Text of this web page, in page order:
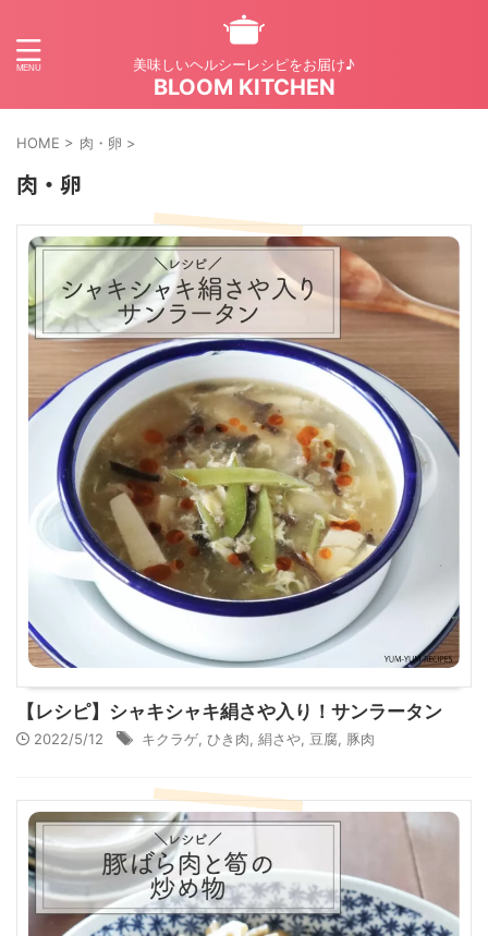
美味しいヘルシーレシピをお届け♪
BLOOM KITCHEN
HOME > 肉・卵 >
肉・卵
【レシピ】シャキシャキ絹さや入り！サンラータン
2022/5/12 キクラゲ ひき肉 絹さや 豆腐 豚肉